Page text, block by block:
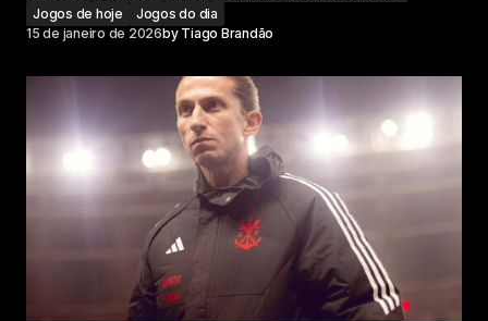
Jogos de hoje
Jogos do dia
15 de janeiro de 2026by Tiago Brandão